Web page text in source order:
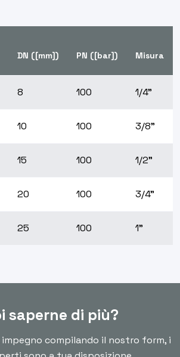
DN ([mm]) PN ([bar]) Misura
8 100 1/4"
10 100 3/8"
15 100 1/2"
20 100 3/4"
25 100 1"
saperne di più?
compilando il nostro form, i